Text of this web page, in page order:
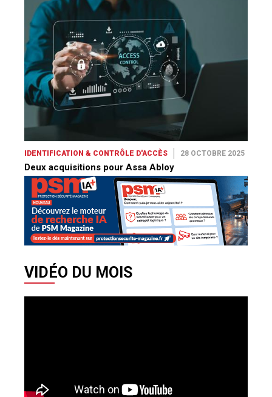
IDENTIFICATION & CONTRÔLE D'ACCÈS 28 OCTOBRE 2025
Deux acquisitions pour Assa Abloy
VIDÉO DU MOIS